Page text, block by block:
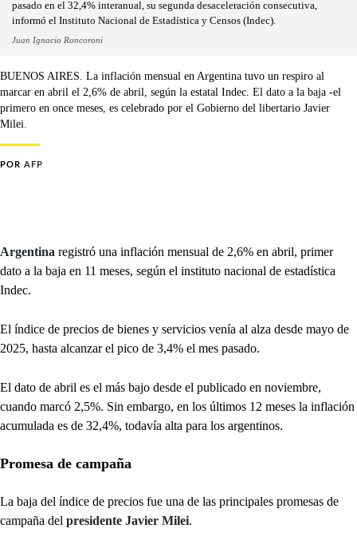
pasado en el 32,4% interanual, su segunda desaceleración consecutiva,
informó el Instituto Nacional de Estadística y Censos (Indec).
Juan Ignacio Roncoroni
BUENOS AIRES. La inflación mensual en Argentina tuvo un respiro al
marcar en abril el 2,6% de abril, según la estatal Indec. El dato a la baja -el
primero en once meses, es celebrado por el Gobierno del libertario Javier
Milei.
POR AFP
Argentina registró una inflación mensual de 2,6% en abril, primer
dato a la baja en 11 meses, según el instituto nacional de estadística
Indec.
El índice de precios de bienes y servicios venía al alza desde mayo de
2025, hasta alcanzar el pico de 3,4% el mes pasado.
El dato de abril es el más bajo desde el publicado en noviembre,
cuando marcó 2,5%. Sin embargo, en los últimos 12 meses la inflación
acumulada es de 32,4%, todavía alta para los argentinos.
Promesa de campaña
La baja del índice de precios fue una de las principales promesas de
campaña del presidente Javier Milei.